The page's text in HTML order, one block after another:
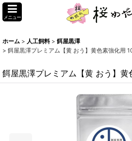
メニュー
ホーム > 人工飼料 > 餌屋黒澤
> 餌屋黒澤プレミアム【黄 おう】黄色素強化用
餌屋黒澤プレミアム【黄 おう】